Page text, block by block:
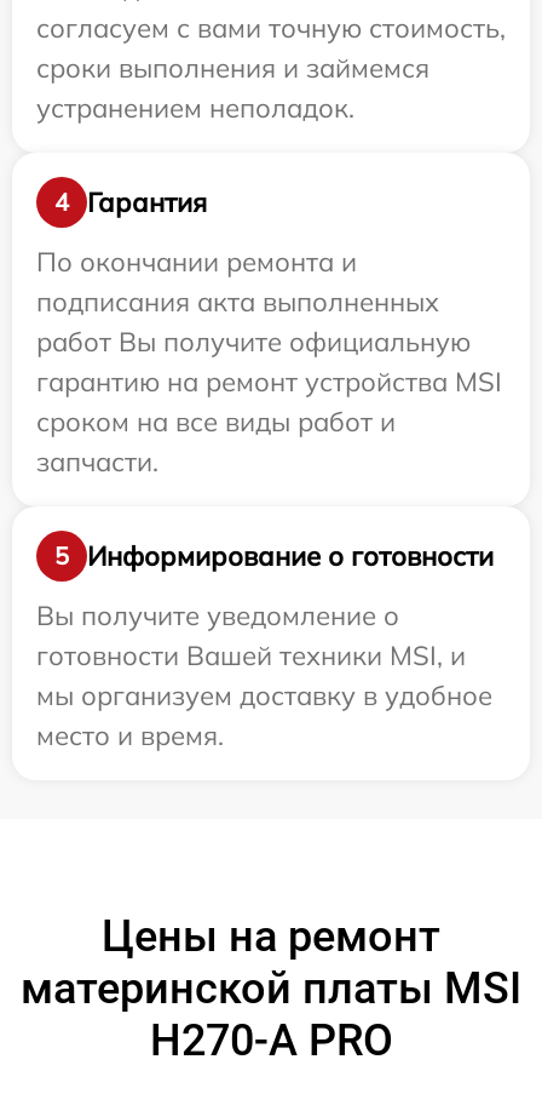
согласуем с вами точную стоимость,
сроки выполнения и займемся
устранением неполадок.
4
Гарантия
По окончании ремонта и
подписания акта выполненных
работ Вы получите официальную
гарантию на ремонт устройства MSI
сроком на все виды работ и
запчасти.
5
Информирование о готовности
Вы получите уведомление о
готовности Вашей техники MSI, и
мы организуем доставку в удобное
место и время.
Цены на ремонт
материнской платы MSI
H270-A PRO